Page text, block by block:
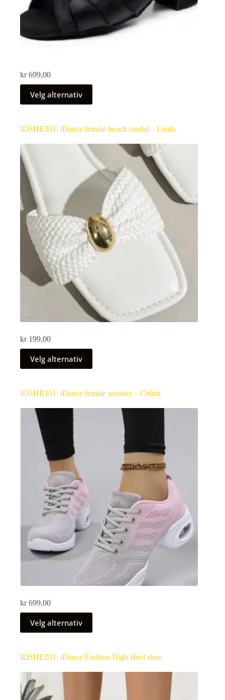
kr699,00
Velg alternativ
IDSHE301: iDance female beach sandal – Linda
kr199,00
Velg alternativ
IDSHE151: iDance female sneaker – Celina
kr699,00
Velg alternativ
IDSHE201: iDance Fashion High Heel shoe